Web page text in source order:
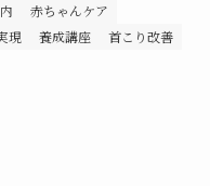
赤ちゃんケア
現 養成講座 首こり改善